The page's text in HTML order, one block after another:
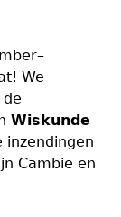
We
Wiskunde
inzendingen
Cambie en